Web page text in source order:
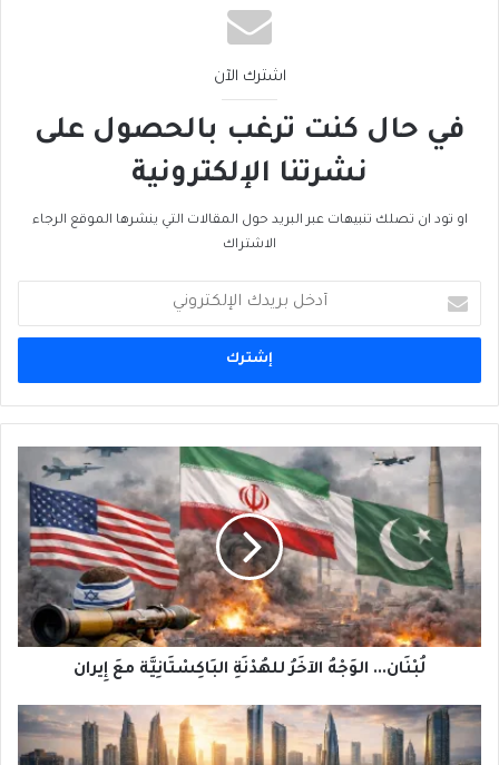
اشترك الآن
في حال كنت ترغب بالحصول على
نشرتنا الإلكترونية
او تود ان تصلك تنبيهات عبر البريد حول المقالات التي ينشرها الموقع الرجاء
الاشتراك
بريدك
الإلكتروني
لُبْنَان...
للهُدْنَةِ
البَاكِسْتَانِيَّة
معَ
إِيران
لُبْنَان... الوَجْهُ الآخَرُ للهُدْنَةِ البَاكِسْتَانِيَّة معَ إِيران
التنسيقُ